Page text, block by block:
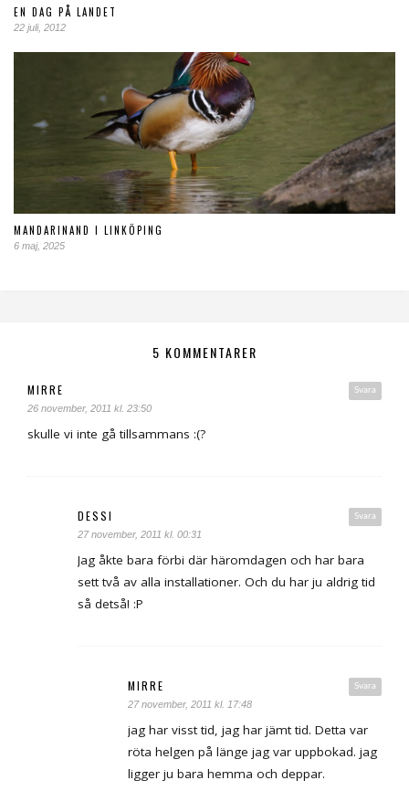
EN DAG PÅ LANDET
22 juli, 2012
MANDARINAND I LINKÖPING
6 maj, 2025
5 KOMMENTARER
Svara
MIRRE
26 november, 2011 kl. 23:50
skulle vi inte gå tillsammans :(?
Svara
DESSI
27 november, 2011 kl. 00:31
Jag åkte bara förbi där häromdagen och har bara
sett två av alla installationer. Och du har ju aldrig tid
så detså! :P
Svara
MIRRE
27 november, 2011 kl. 17:48
jag har visst tid, jag har jämt tid. Detta var
röta helgen på länge jag var uppbokad. jag
ligger ju bara hemma och deppar.